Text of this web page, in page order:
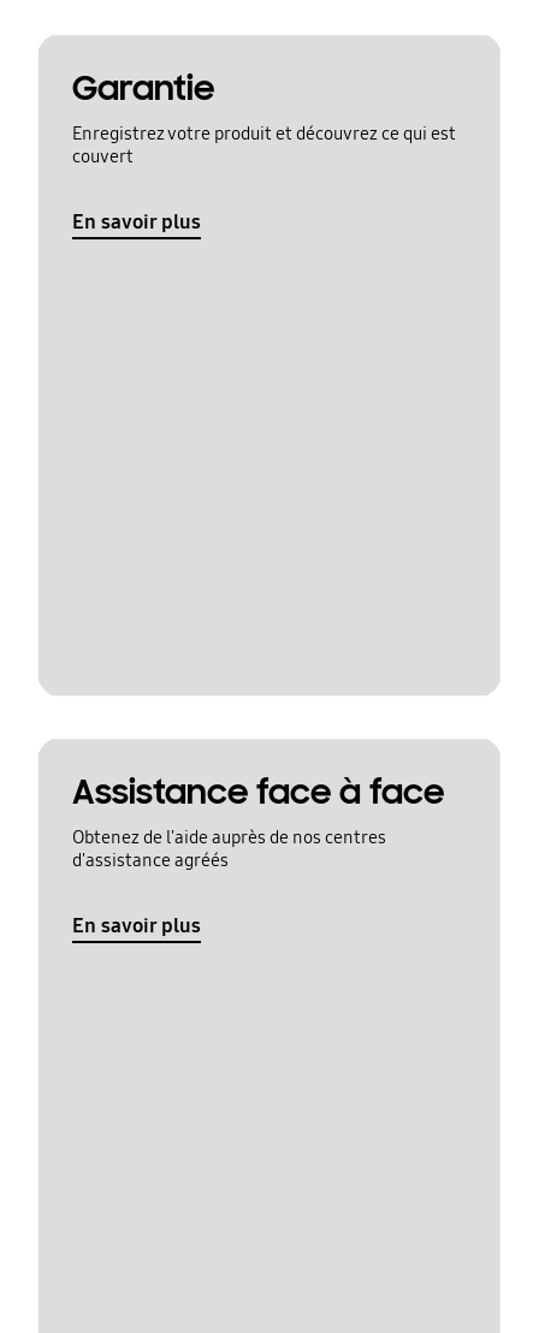
Garantie
Enregistrez votre produit et découvrez ce qui est
couvert
En savoir plus
Assistance face à face
Obtenez de l'aide auprès de nos centres
d'assistance agréés
En savoir plus